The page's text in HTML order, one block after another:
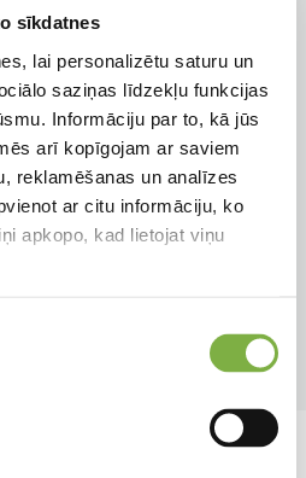
sīkdatnes
lai personalizētu saturu un
saziņas līdzekļu funkcijas
Informāciju par to, kā jūs
arī kopīgojam ar saviem
reklamēšanas un analīzes
ar citu informāciju, ko
apkopo, kad lietojat viņu
Augstums
50 cm
Apgaismojums
Saulainām vietām
Ziedēšanas mēneši